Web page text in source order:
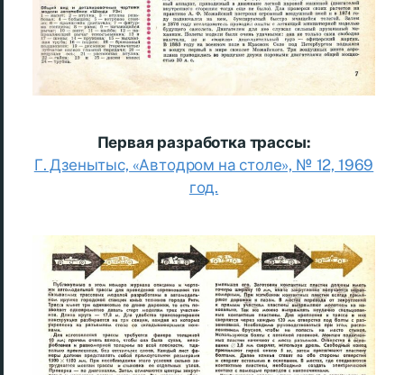
Первая разработка трассы:
Г. Дзенытыс, «Автодром на столе», № 12, 1969
год.